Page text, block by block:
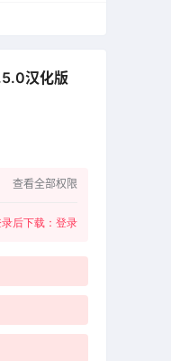
汉化版
查看全部权限
后下载： 登录